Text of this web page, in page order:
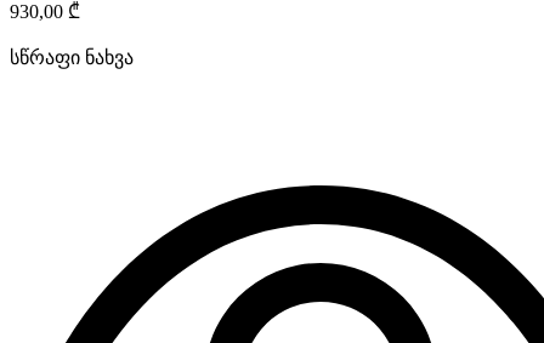
930,00 ₾
სწრაფი ნახვა